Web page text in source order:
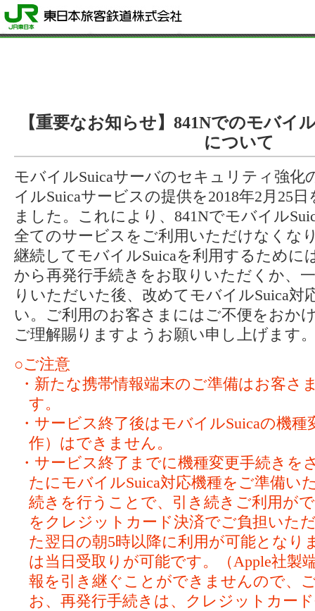
【重要なお知らせ】841Nでのモバイ
について
モバイルSuicaサーバのセキュリティ強化
イルSuicaサービスの提供を2018年2月25
ました。これにより、841Nでモバイル
全てのサービスをご利用いただけなくな
継続してモバイルSuicaを利用するために
から再発行手続きをお取りいただくか、
りいただいた後、改めてモバイルSuica対
い。ご利用のお客さまにはご不便をおか
ご理解賜りますようお願い申し上げます
○ご注意
・新たな携帯情報端末のご準備はお客さ
す。
・サービス終了後はモバイルSuicaの機
作）はできません。
・サービス終了までに機種変更手続きを
たにモバイルSuica対応機種をご準備い
続きを行うことで、引き続きご利用が
をクレジットカード決済でご負担いた
た翌日の朝5時以降に利用が可能となり
は当日受取りが可能です。（Apple社製
報を引き継ぐことができませんので、
お、再発行手続きは、クレジットカー